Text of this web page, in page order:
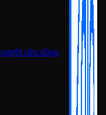
tiêu dùng